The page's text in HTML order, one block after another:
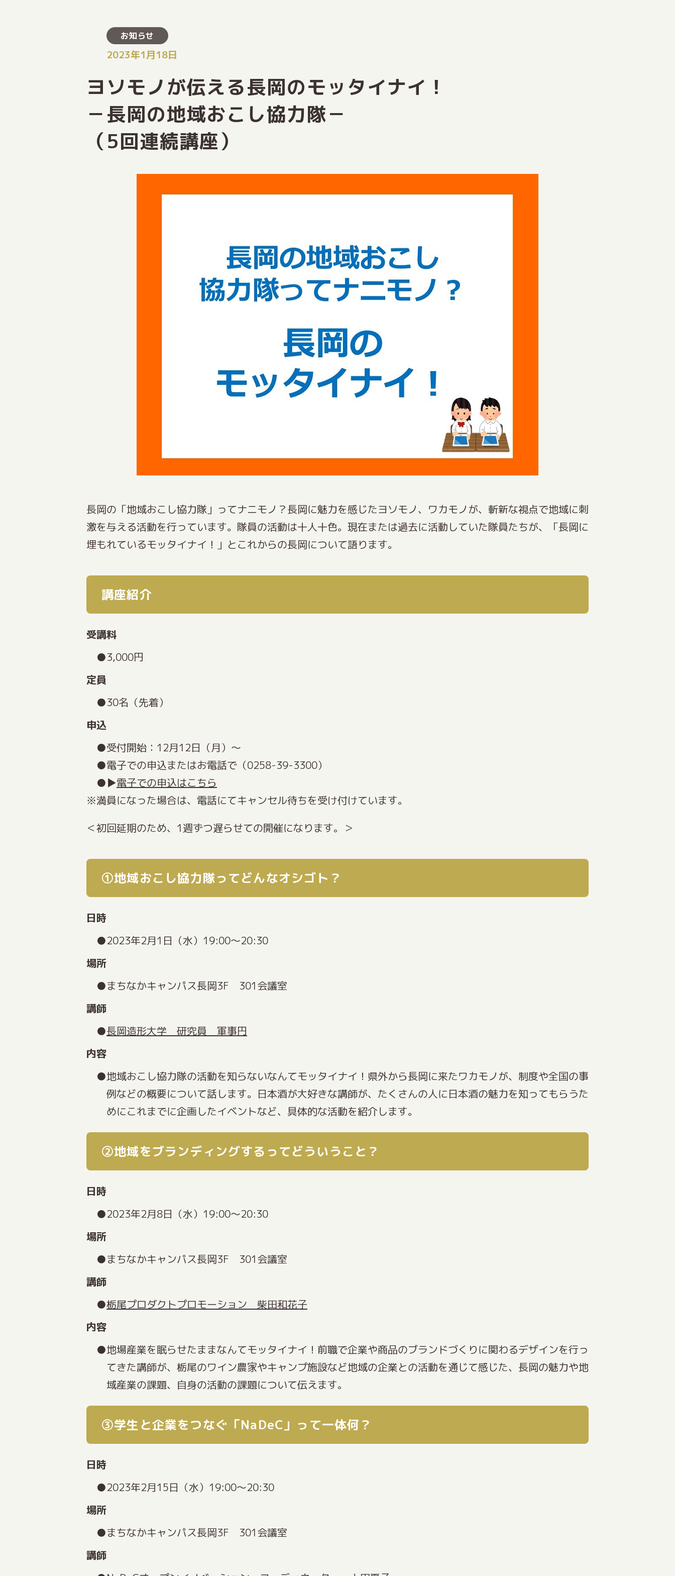
お知らせ
2023年1月18日
ヨソモノが伝える長岡のモッタイナイ！
－長岡の地域おこし協力隊－
（5回連続講座）
長岡の「地域おこし協力隊」ってナニモノ？長岡に魅力を感じたヨソモノ、ワカモノが、斬新な視点で地域に刺
激を与える活動を行っています。隊員の活動は十人十色。現在または過去に活動していた隊員たちが、「長岡に
埋もれているモッタイナイ！」とこれからの長岡について語ります。
講座紹介
受講料
3,000円
定員
30名（先着）
申込
受付開始：12月12日（月）～
電子での申込またはお電話で（0258-39-3300）
▶電子での申込はこちら
※満員になった場合は、電話にてキャンセル待ちを受け付けています。
＜初回延期のため、1週ずつ遅らせての開催になります。＞
①地域おこし協力隊ってどんなオシゴト？
日時
2023年2月1日（水）19:00～20:30
場所
まちなかキャンパス長岡3F 301会議室
講師
長岡造形大学 研究員 軍事円
内容
地域おこし協力隊の活動を知らないなんてモッタイナイ！県外から長岡に来たワカモノが、制度や全国の事
例などの概要について話します。日本酒が大好きな講師が、たくさんの人に日本酒の魅力を知ってもらうた
めにこれまでに企画したイベントなど、具体的な活動を紹介します。
②地域をブランディングするってどういうこと？
日時
2023年2月8日（水）19:00～20:30
場所
まちなかキャンパス長岡3F 301会議室
講師
栃尾プロダクトプロモーション 柴田和花子
内容
地場産業を眠らせたままなんてモッタイナイ！前職で企業や商品のブランドづくりに関わるデザインを行っ
てきた講師が、栃尾のワイン農家やキャンプ施設など地域の企業との活動を通じて感じた、長岡の魅力や地
域産業の課題、自身の活動の課題について伝えます。
③学生と企業をつなぐ「NaDeC」って一体何？
日時
2023年2月15日（水）19:00～20:30
場所
まちなかキャンパス長岡3F 301会議室
講師